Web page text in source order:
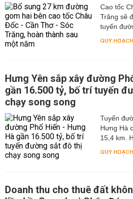
Cao tốc
Trăng sẽ
tuyến
QUY HOẠCH
Hưng Yên sắp xây đường
gần 16.500 tỷ, bố trí tuyến
chạy song song
Tuyến
Hưng Hà
15,4 km.
QUY HOẠCH
Doanh thu cho thuê đất